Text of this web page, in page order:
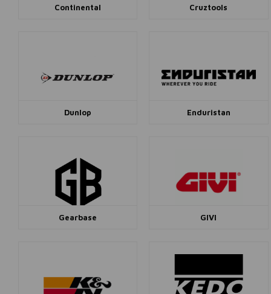
Continental Cruztools
Dunlop Enduristan
Gearbase GIVI